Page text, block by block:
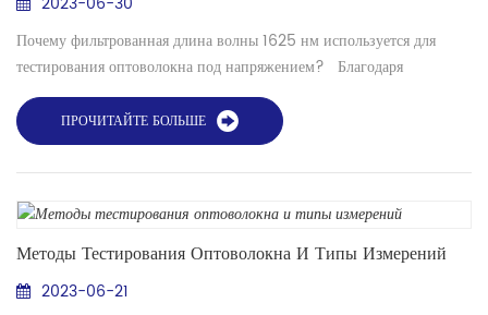
Почему фильтрованная длина волны 1625 нм используется для
тестирования оптоволокна под напряжением? Благодаря
невероятным достижениям в области оптоволоконных технологий
нового поколения и развертыванию современных оптоволоконных
сетей методы тестирования значительно улучшились. Методы
тестирования OTDR стали незаменимым выбором для разработки,
проверки, обслуживания и устранения неполадок волок...
ПРОЧИТАЙТЕ БОЛЬШЕ
Методы Тестирования Оптоволокна И Типы Измерений
2023-06-21